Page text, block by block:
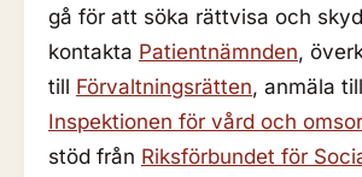
gå för att söka rättvisa och
kontakta Patientnämnden,
till Förvaltningsrätten, anmäla till
Inspektionen för vård och
stöd från Riksförbundet för